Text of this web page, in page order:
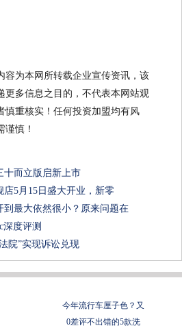
容为本网所转载企业宣传资讯，该
更多信息之目的，不代表本网站观
慎重核实！任何投资加盟均有风
谨慎！
十而立版启新上市
5月15日盛大开业，新零
最大依然很小？原来问题在
度评测
院”实现诉讼兑现
今年流行车厘子色？又
0差评不出错的5款洗